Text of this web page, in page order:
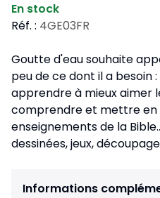
En stock
Réf. : 4GE03FR
Goutte d'eau souhaite
peu de ce dont il a besoin
apprendre à mieux aimer
comprendre et mettre en
enseignements de la
dessinées, jeux,
Informations